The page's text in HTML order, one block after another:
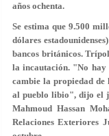
años ochenta.
Se estima que 9.500
dólares
bancos británicos.
la incautación. "No hay
cambie la propiedad de
al pueblo libio", dijo el
Mahmoud Hassan
Relaciones Exteriores